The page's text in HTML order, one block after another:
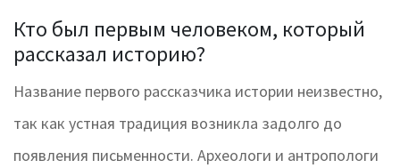
Кто был первым человеком, который
рассказал историю?
Название первого рассказчика истории неизвестно,
так как устная традиция возникла задолго до
появления письменности. Археологи и антропологи